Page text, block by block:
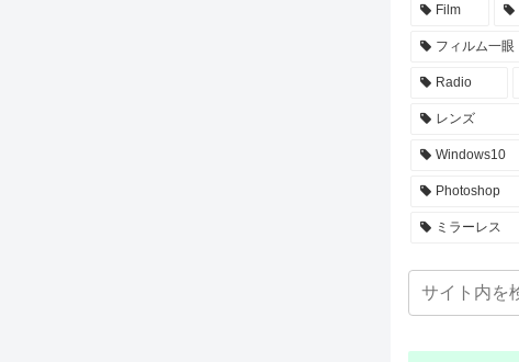
Film
フィルム一眼
Radio
レンズ
Windows10
Photoshop
ミラーレス